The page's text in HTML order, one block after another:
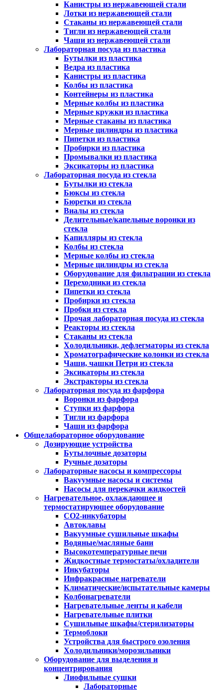
Канистры из нержавеющей стали
Лотки из нержавеющей стали
Стаканы из нержавеющей стали
Тигли из нержавеющей стали
Чаши из нержавеющей стали
Лабораторная посуда из пластика
Бутылки из пластика
Ведра из пластика
Канистры из пластика
Колбы из пластика
Контейнеры из пластика
Мерные колбы из пластика
Мерные кружки из пластика
Мерные стаканы из пластика
Мерные цилиндры из пластика
Пипетки из пластика
Пробирки из пластика
Промывалки из пластика
Эксикаторы из пластика
Лабораторная посуда из стекла
Бутылки из стекла
Бюксы из стекла
Бюретки из стекла
Виалы из стекла
Делительные/капельные воронки из
стекла
Капилляры из стекла
Колбы из стекла
Мерные колбы из стекла
Мерные цилиндры из стекла
Оборудование для фильтрации из стекла
Переходники из стекла
Пипетки из стекла
Пробирки из стекла
Пробки из стекла
Прочая лабораторная посуда из стекла
Реакторы из стекла
Стаканы из стекла
Холодильники, дефлегматоры из стекла
Хроматографические колонки из стекла
Чаши, чашки Петри из стекла
Эксикаторы из стекла
Экстракторы из стекла
Лабораторная посуда из фарфора
Воронки из фарфора
Ступки из фарфора
Тигли из фарфора
Чаши из фарфора
Общелабораторное оборудование
Дозирующие устройства
Бутылочные дозаторы
Ручные дозаторы
Лабораторные насосы и компрессоры
Вакуумные насосы и системы
Насосы для перекачки жидкостей
Нагревательное, охлаждающее и
термостатирующее оборудование
CO2-инкубаторы
Автоклавы
Вакуумные сушильные шкафы
Водяные/масляные бани
Высокотемпературные печи
Жидкостные термостаты/охладители
Инкубаторы
Инфракрасные нагреватели
Климатические/испытательные камеры
Колбонагреватели
Нагревательные ленты и кабели
Нагревательные плитки
Сушильные шкафы/стерилизаторы
Термоблоки
Устройства для быстрого озоления
Холодильники/морозильники
Оборудование для выделения и
концентрирования
Лиофильные сушки
Лабораторные